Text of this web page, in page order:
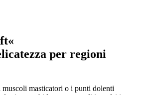
per regioni
muscoli masticatori o i punti dolenti